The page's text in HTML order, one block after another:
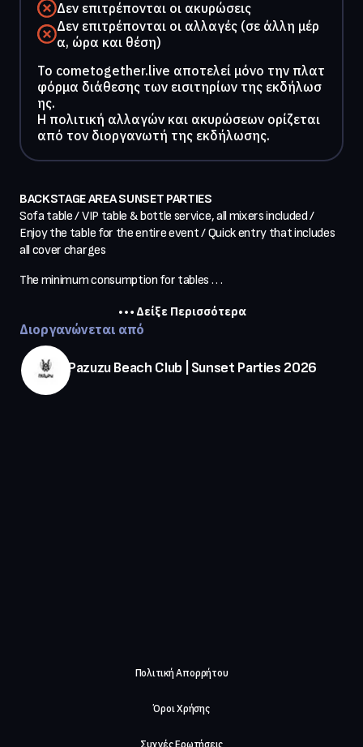
Δεν επιτρέπονται οι ακυρώσεις
Δεν επιτρέπονται οι αλλαγές (σε άλλη μέρ
α, ώρα και θέση)
To cometogether.live αποτελεί μόνο την πλατ
φόρμα διάθεσης των εισιτηρίων της εκδήλωσ
ης.
Η πολιτική αλλαγών και ακυρώσεων ορίζεται
από τον διοργανωτή της εκδήλωσης.
BACKSTAGE AREA SUNSET PARTIES
Sofa table / VIP table & bottle service, all mixers included /
Enjoy the table for the entire event / Quick entry that includes
all cover charges
The minimum consumption for tables . . .
Δείξε Περισσότερα
Διοργανώνεται από
Pazuzu Beach Club | Sunset Parties 2026
Πολιτική Απορρήτου
Όροι Χρήσης
Συχνές Ερωτήσεις